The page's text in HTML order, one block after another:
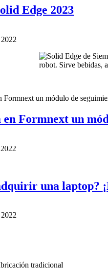
Edge 2023
Formnext un
una laptop?